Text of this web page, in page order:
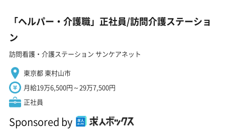
「ヘルパー・介護職」正社員/訪問介護ステーショ
ン
訪問看護・介護ステーション サンケアネット
東京都 東村山市
月給19万6,500円～29万7,500円
正社員
Sponsored by